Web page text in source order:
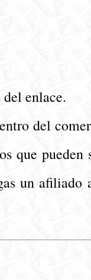
del enlace.
del
que
un